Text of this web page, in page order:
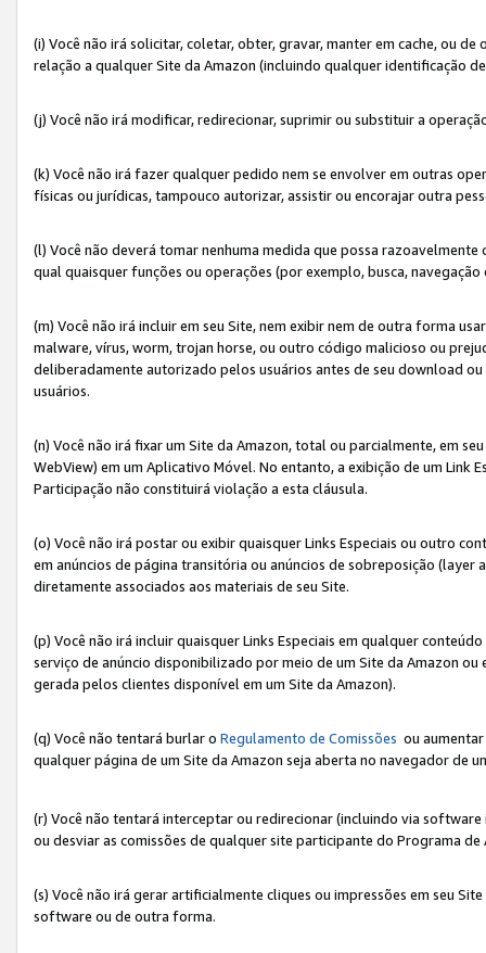
(i) Você não irá solicitar, coletar, obter, gravar, manter em cache, ou
relação a qualquer Site da Amazon (incluindo qualquer identificação
(j) Você não irá modificar, redirecionar, suprimir ou substituir a
(k) Você não irá fazer qualquer pedido nem se envolver em outras
físicas ou jurídicas, tampouco autorizar, assistir ou encorajar outra
(l) Você não deverá tomar nenhuma medida que possa
qual quaisquer funções ou operações (por exemplo, busca,
(m) Você não irá incluir em seu Site, nem exibir nem de outra forma
malware, vírus, worm, trojan horse, ou outro código malicioso ou
deliberadamente autorizado pelos usuários antes de seu download
usuários.
(n) Você não irá fixar um Site da Amazon, total ou parcialmente, em
WebView) em um Aplicativo Móvel. No entanto, a exibição de um Link
Participação não constituirá violação a esta cláusula.
(o) Você não irá postar ou exibir quaisquer Links Especiais ou outro
em anúncios de página transitória ou anúncios de sobreposição
diretamente associados aos materiais de seu Site.
(p) Você não irá incluir quaisquer Links Especiais em qualquer
serviço de anúncio disponibilizado por meio de um Site da Amazon
gerada pelos clientes disponível em um Site da Amazon).
(q) Você não tentará burlar o Regulamento de Comissões ou
qualquer página de um Site da Amazon seja aberta no navegador de
(r) Você não tentará interceptar ou redirecionar (incluindo via
ou desviar as comissões de qualquer site participante do Programa de
(s) Você não irá gerar artificialmente cliques ou impressões em seu
software ou de outra forma.